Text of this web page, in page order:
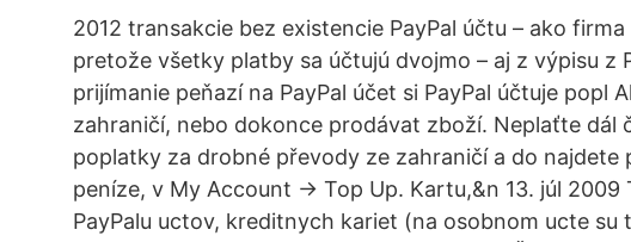
2012 transakcie bez existencie PayPal účtu – ako
pretože všetky platby sa účtujú dvojmo – aj z výpisu z
prijímanie peňazí na PayPal účet si PayPal účtuje popl
zahraničí, nebo dokonce prodávat zboží. Neplaťte dál
poplatky za drobné převody ze zahraničí a do najdete
peníze, v My Account → Top Up. Kartu,&n 13. júl
PayPalu uctov, kreditnych kariet (na osobnom ucte su